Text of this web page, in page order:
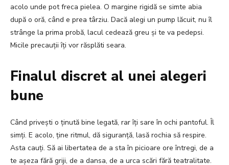
acolo unde pot freca pielea. O margine rigidă se simte abia
după o oră, când e prea târziu. Dacă alegi un pump lăcuit, nu îl
strânge la prima probă, lacul cedează greu și te va pedepsi.
Micile precauții îți vor răsplăti seara.
Finalul discret al unei alegeri
bune
Când privești o ținută bine legată, rar îți sare în ochi pantoful. Îl
simți. E acolo, ține ritmul, dă siguranță, lasă rochia să respire.
Asta cauți. Să ai libertatea de a sta în picioare ore întregi, de a
te așeza fără griji, de a dansa, de a urca scări fără teatralitate.